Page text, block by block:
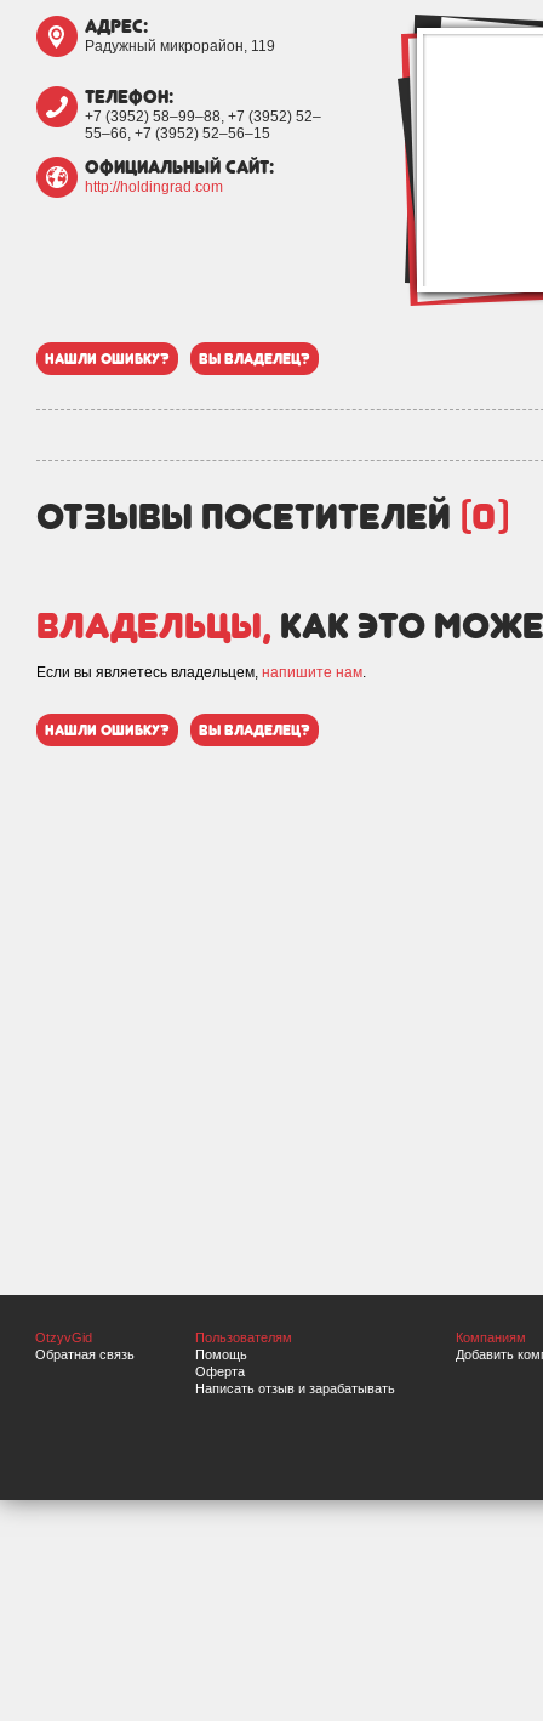
адрес:
Радужный микрорайон, 119
телефон:
+7 (3952) 58‒99‒88, +7 (3952) 52‒
55‒66, +7 (3952) 52‒56‒15
официальный сайт:
http://holdingrad.com
нашли ошибку? вы владелец?
отзывы посетителей (0)
Владельцы, как это
Если вы являетесь владельцем, напишите нам.
нашли ошибку? вы владелец?
OtzyvGid
Обратная связь
Пользователям
Помощь
Оферта
Написать отзыв и зарабатывать
Компаниям
Добавить